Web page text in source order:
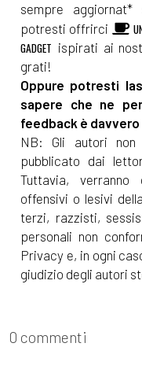
[20]
Silvia
Nicolò
Febbraio 2022
[23]
2, Autori
Dicembre 2021
Paola
sempre
potresti offrirci
GADGET ispirati ai
grati!
Oppure potresti
sapere che ne
feedback è
NB: Gli autori non
pubblicato dai
Tuttavia,
offensivi o lesivi
terzi, razzisti,
personali non
Privacy e, in ogni
giudizio degli autori
0 commenti